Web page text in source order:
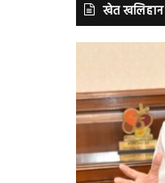
खेत खलिहान